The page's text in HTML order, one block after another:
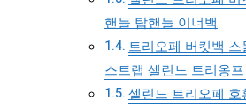
핸들 탑핸들 이너백
트리오페 버킷백
스트랩 셀린느 트리옹
셀린느 트리오페